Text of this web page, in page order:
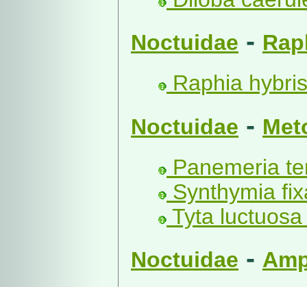
Noctuidae -
Raphia
Noctuidae -
Panemeria
Synthymia
Tyta
Noctuidae -